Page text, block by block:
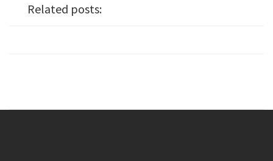
Related posts: